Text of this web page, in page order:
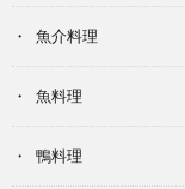
魚介料理
魚料理
鴨料理